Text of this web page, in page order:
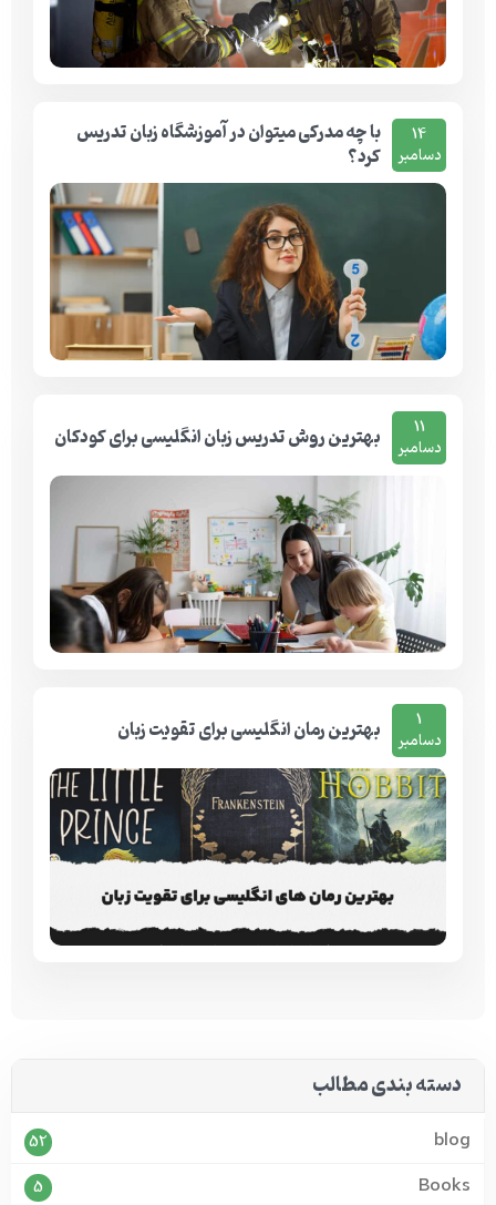
14
دسامبر
با چه مدرکی میتوان در آموزشگاه زبان تدریس
کرد؟
11
دسامبر بهترین روش تدریس زبان انگلیسی برای کودکان
1
دسامبر بهترین رمان انگلیسی برای تقویت زبان
دسته بندی مطالب
blog
52
Books
5